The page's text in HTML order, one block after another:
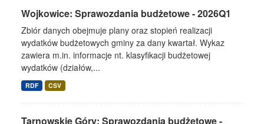
Wojkowice: Sprawozdania budżetowe - 2026Q1
Zbiór danych obejmuje plany oraz stopień realizacji
wydatków budżetowych gminy za dany kwartał. Wykaz
zawiera m.in. informacje nt. klasyfikacji budżetowej
wydatków (działów,...
RDF CSV
Tarnowskie Góry: Sprawozdania budżetowe -